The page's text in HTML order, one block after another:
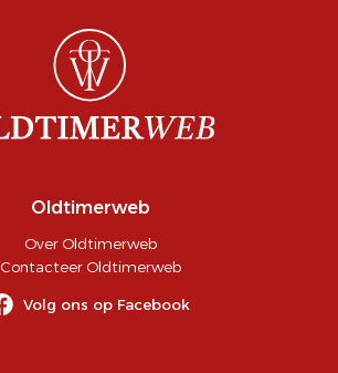
Oldtimerweb
Over Oldtimerweb
Contacteer Oldtimerweb
Volg ons op Facebook